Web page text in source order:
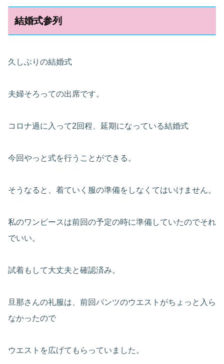
結婚式参列
久しぶりの結婚式
夫婦そろっての出席です。
コロナ過に入って2回程、延期になっている結婚式
今回やっと式を行うことができる。
そうなると、着ていく服の準備をしなくてはいけません。
私のワンピースは前回の予定の時に準備していたのでそれ
でいい。
試着もして大丈夫と確認済み。
旦那さんの礼服は、前回パンツのウエストがちょっと入ら
なかったので
ウエストを広げてもらっていました。